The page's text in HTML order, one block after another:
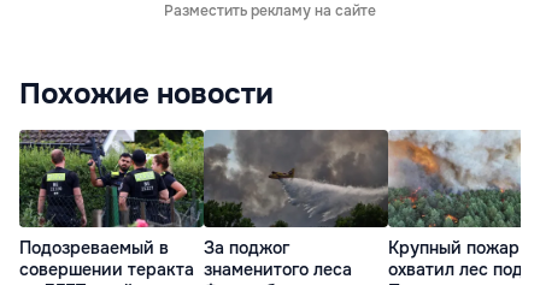
Разместить рекламу на сайте
Похожие новости
Подозреваемый в
совершении теракта
За поджог
знаменитого леса
Крупный пожар
охватил лес под